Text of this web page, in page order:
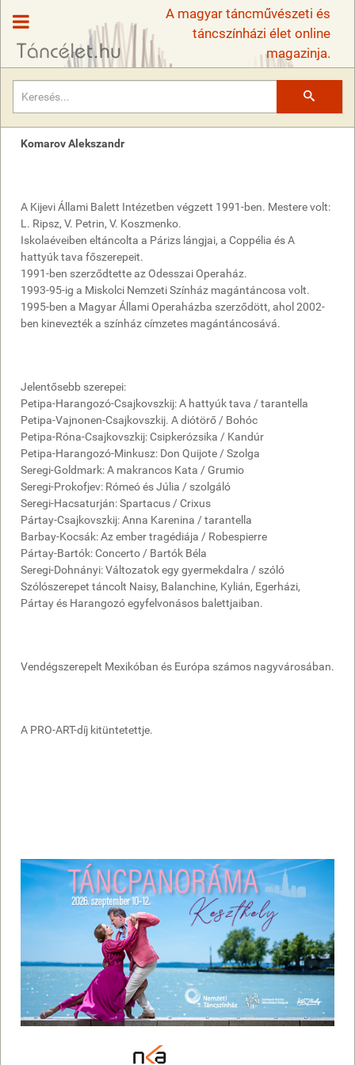
A magyar táncművészeti és
táncszínházi élet online
magazinja.
Komarov Alekszandr
A Kijevi Állami Balett Intézetben végzett 1991-ben. Mestere volt:
L. Ripsz, V. Petrin, V. Koszmenko.
Iskolaéveiben eltáncolta a Párizs lángjai, a Coppélia és A
hattyúk tava főszerepeit.
1991-ben szerződtette az Odesszai Operaház.
1993-95-ig a Miskolci Nemzeti Színház magántáncosa volt.
1995-ben a Magyar Állami Operaházba szerződött, ahol 2002-
ben kinevezték a színház címzetes magántáncosává.
Jelentősebb szerepei:
Petipa-Harangozó-Csajkovszkij: A hattyúk tava / tarantella
Petipa-Vajnonen-Csajkovszkij. A diótörő / Bohóc
Petipa-Róna-Csajkovszkij: Csipkerózsika / Kandúr
Petipa-Harangozó-Minkusz: Don Quijote / Szolga
Seregi-Goldmark: A makrancos Kata / Grumio
Seregi-Prokofjev: Rómeó és Júlia / szolgáló
Seregi-Hacsaturján: Spartacus / Crixus
Pártay-Csajkovszkij: Anna Karenina / tarantella
Barbay-Kocsák: Az ember tragédiája / Robespierre
Pártay-Bartók: Concerto / Bartók Béla
Seregi-Dohnányi: Változatok egy gyermekdalra / szóló
Szólószerepet táncolt Naisy, Balanchine, Kylián, Egerházi,
Pártay és Harangozó egyfelvonásos balettjaiban.
Vendégszerepelt Mexikóban és Európa számos nagyvárosában.
A PRO-ART-díj kitüntetettje.